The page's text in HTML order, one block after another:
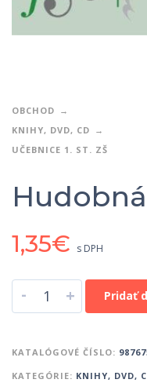
OBCHOD
KNIHY, DVD, CD
UČEBNICE 1. ST. ZŠ
1,35€ s DPH
- + Pridať
KATALÓGOVÉ ČÍSLO:
KATEGÓRIE: KNIHY, DVD,